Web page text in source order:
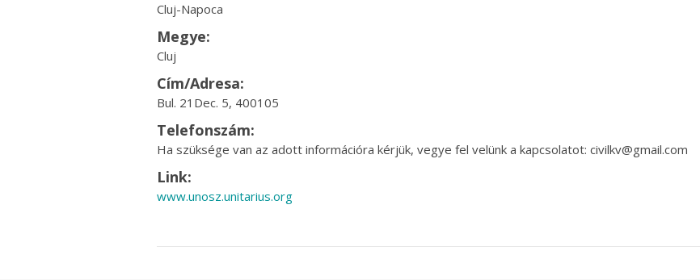
Cluj-Napoca
Megye:
Cluj
Cím/Adresa:
Bul. 21Dec. 5, 400105
Telefonszám:
Ha szüksége van az adott információra kérjük, vegye fel velünk a kapcsolatot: civilkv@gmail.com
Link:
www.unosz.unitarius.org